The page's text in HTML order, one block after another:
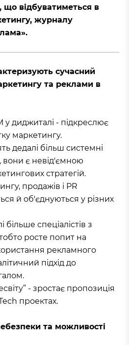
що відбуватиметься в
журналу
сучасний
та реклами в
у диджиталі - підкреслює
маркетингу.
дедалі більш системні
є невід'ємною
стратегій.
продажів і PR
й об'єднуються у різних
більше спеціалістів з
росте попит на
рекламного
підхід до
- зростає пропозиція
проектах.
та можливості